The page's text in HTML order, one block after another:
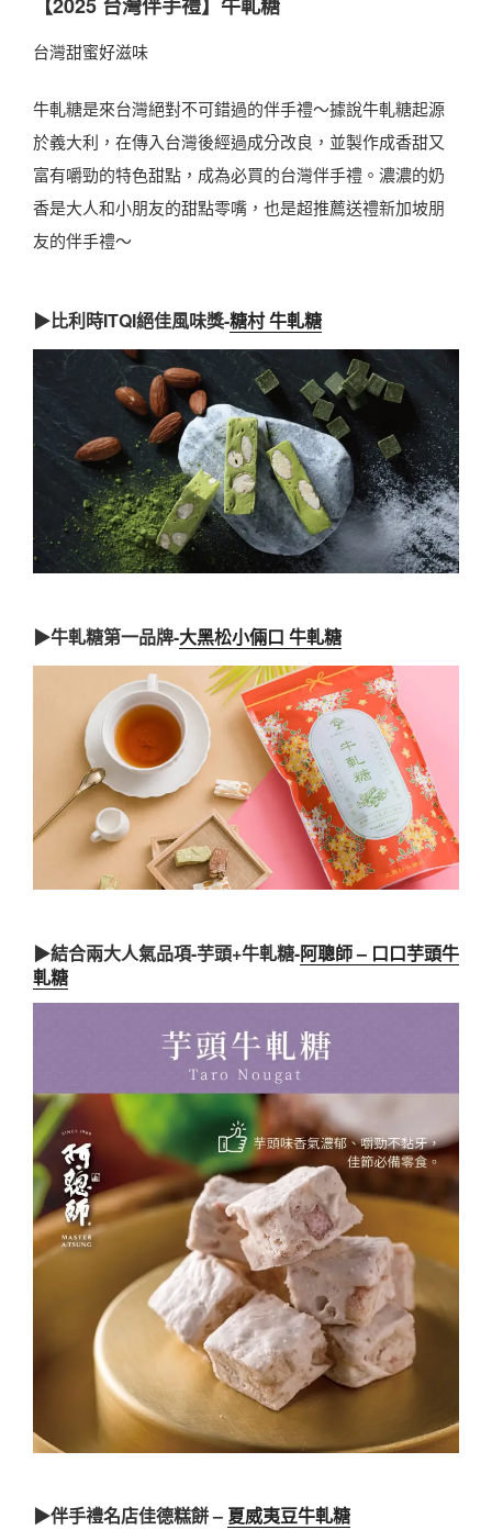
台灣甜蜜好滋味
牛軋糖是來台灣絕對不可錯過的伴手禮～據說牛軋糖起源
於義大利，在傳入台灣後經過成分改良，並製作成香甜又
富有嚼勁的特色甜點，成為必買的台灣伴手禮。濃濃的奶
香是大人和小朋友的甜點零嘴，也是超推薦送禮新加坡朋
友的伴手禮～
▶比利時ITQI絕佳風味獎-糖村 牛軋糖
▶牛軋糖第一品牌-大黑松小倆口 牛軋糖
▶結合兩大人氣品項-芋頭+牛軋糖-阿聰師 – 口口芋頭牛
軋糖
▶伴手禮名店佳德糕餅 – 夏威夷豆牛軋糖